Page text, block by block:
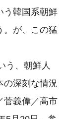
う韓国系朝鮮
。が、この猛
う、朝鮮人
の深刻な情況
菅義偉／高市